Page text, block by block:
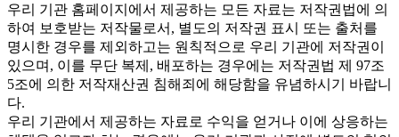
우리 기관 홈페이지에서 제공하는 모든 자료는 저작권법에 의
하여 보호받는 저작물로서, 별도의 저작권 표시 또는 출처를
명시한 경우를 제외하고는 원칙적으로 우리 기관에 저작권이
있으며, 이를 무단 복제, 배포하는 경우에는 저작권법 제 97조
5조에 의한 저작재산권 침해죄에 해당함을 유념하시기 바랍니
다.
우리 기관에서 제공하는 자료로 수익을 얻거나 이에 상응하는